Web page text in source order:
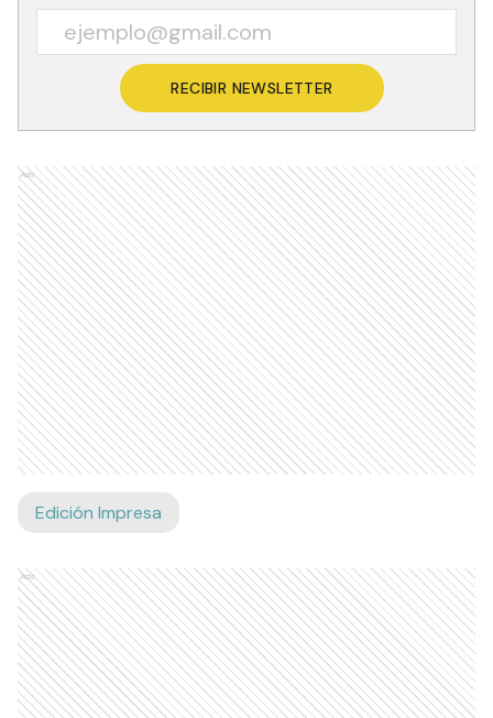
RECIBIR NEWSLETTER
Ads
Edición Impresa
Ads